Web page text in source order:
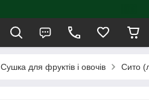
Сушка для фруктів і овочів Сито